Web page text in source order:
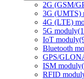
2G (GSM/
3G (UMTS)
4G (LTE)
5G moduly
IoT moduly
Bluetooth
GPS/
ISM moduly
RFID